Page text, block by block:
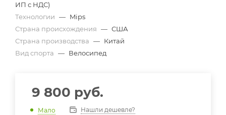
ИП с НДС)
Технологии — Mips
Страна происхождения — США
Страна производства — Китай
Вид спорта — Велосипед
9 800 руб.
Мало Нашли дешевле?